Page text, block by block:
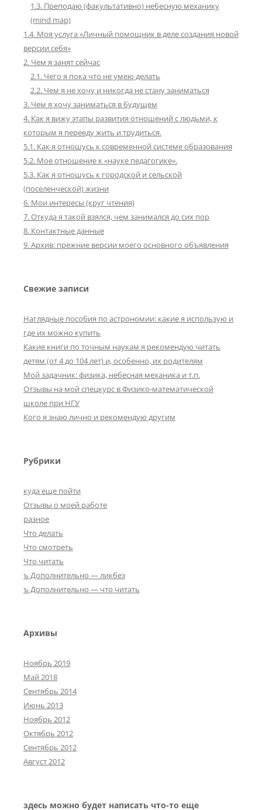
1.3. Преподаю (факультативно) небесную механику
(mind map)
1.4. Моя услуга «Личный помощник в деле создания новой
версии себя»
2. Чем я занят сейчас
2.1. Чего я пока что не умею делать
2.2. Чем я не хочу и никогда не стану заниматься
3. Чем я хочу заниматься в будущем
4. Как я вижу этапы развития отношений с людьми, к
которым я перееду жить и трудиться.
5.1. Как я отношусь к современной системе образования
5.2. Мое отношение к «науке педагогике».
5.3. Как я отношусь к городской и сельской
(поселенческой) жизни
6. Мои интересы (круг чтения)
7. Откуда я такой взялся, чем занимался до сих пор
8. Контактные данные
9. Архив: прежние версии моего основного объявления
Свежие записи
Наглядные пособия по астрономии: какие я использую и
где их можно купить
Какие книги по точным наукам я рекомендую читать
детям (от 4 до 104 лет) и, особенно, их родителям
Мой задачник: физика, небесная механика и т.п.
Отзывы на мой спецкурс в Физико-математической
школе при НГУ
Кого я знаю лично и рекомендую другим
Рубрики
куда еще пойти
Отзывы о моей работе
разное
Что делать
Что смотреть
Что читать
ъ Дополнительно — ликбез
ъ Дополнительно — что читать
Архивы
Ноябрь 2019
Май 2018
Сентябрь 2014
Июнь 2013
Ноябрь 2012
Октябрь 2012
Сентябрь 2012
Август 2012
здесь можно будет написать что-то еще